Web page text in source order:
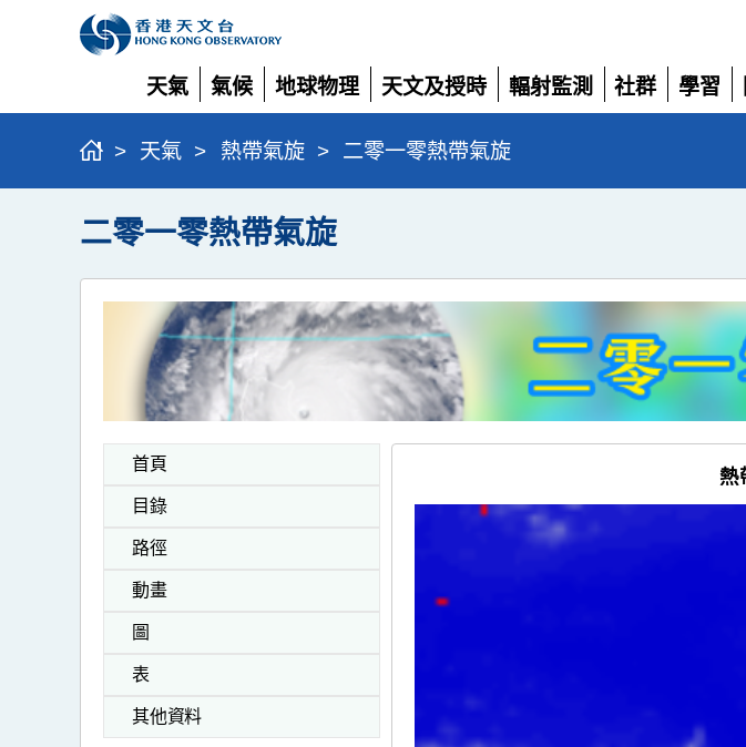
天氣
展
開
氣候
展
開
地球物理
展
開
天文及授時
展
開
輻射監測
展
開
社群
展
學習
展
> 天氣 > 熱帶氣旋 > 二零一零熱帶氣旋
二零一零熱帶氣旋
首頁
目錄
路徑
動畫
圖
表
其他資料
熱